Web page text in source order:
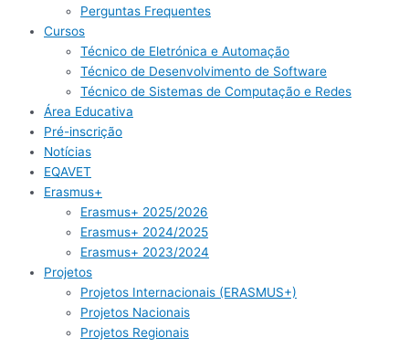
Perguntas Frequentes
Cursos
Técnico de Eletrónica e Automação
Técnico de Desenvolvimento de Software
Técnico de Sistemas de Computação e Redes
Área Educativa
Pré-inscrição​
Notícias
EQAVET
Erasmus+
Erasmus+ 2025/2026
Erasmus+ 2024/2025
Erasmus+ 2023/2024
Projetos
Projetos Internacionais (ERASMUS+)
Projetos Nacionais
Projetos Regionais